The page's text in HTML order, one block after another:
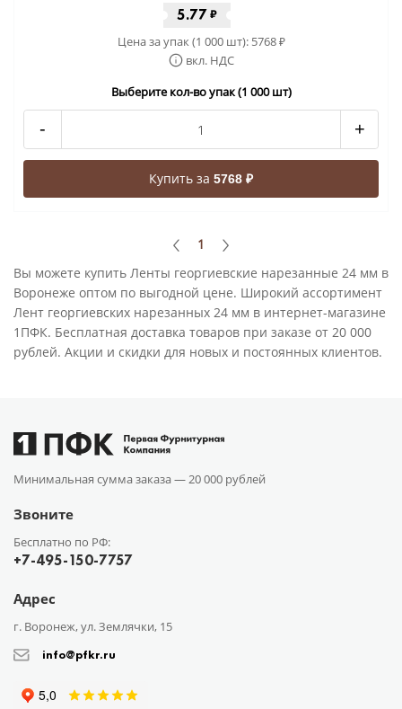
5.77 ₽
Цена за упак (1 000 шт): 5768₽
вкл. НДС
Выберите кол-во упак (1 000 шт)
- +
Купить за 5768 ₽
1
Вы можете купить Ленты георгиевские нарезанные 24 мм в
Воронеже оптом по выгодной цене. Широкий ассортимент
Лент георгиевских нарезанных 24 мм в интернет-магазине
1ПФК. Бесплатная доставка товаров при заказе от 20 000
рублей. Акции и скидки для новых и постоянных клиентов.
Минимальная сумма заказа —20 000 рублей
Звоните
Бесплатно по РФ:
+7-495-150-7757
Адрес
г. Воронеж, ул. Землячки, 15
info@pfkr.ru